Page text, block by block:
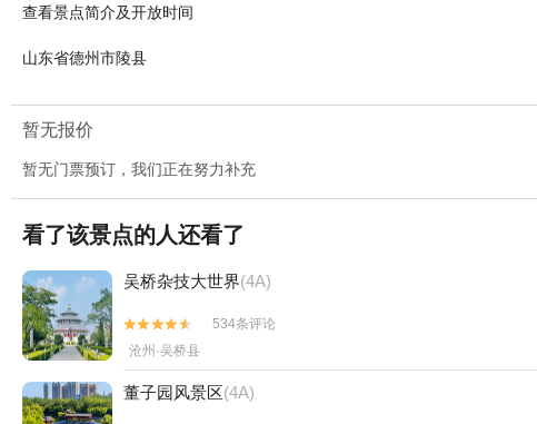
查看景点简介及开放时间
山东省德州市陵县
暂无报价
暂无门票预订，我们正在努力补充
看了该景点的人还看了
吴桥杂技大世界(4A)


534条评论
沧州·吴桥县
董子园风景区(4A)